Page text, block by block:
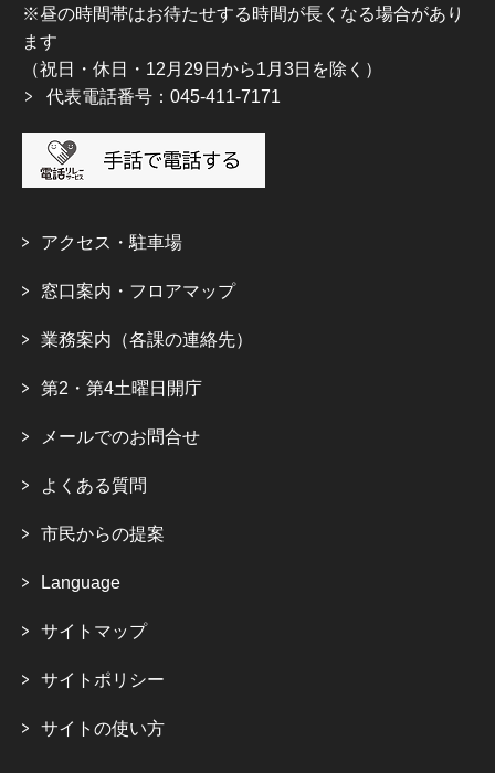
※昼の時間帯はお待たせする時間が長くなる場合があり
ます
（祝日・休日・12月29日から1月3日を除く）
代表電話番号：045-411-7171
アクセス・駐車場
窓口案内・フロアマップ
業務案内（各課の連絡先）
第2・第4土曜日開庁
メールでのお問合せ
よくある質問
市民からの提案
Language
サイトマップ
サイトポリシー
サイトの使い方